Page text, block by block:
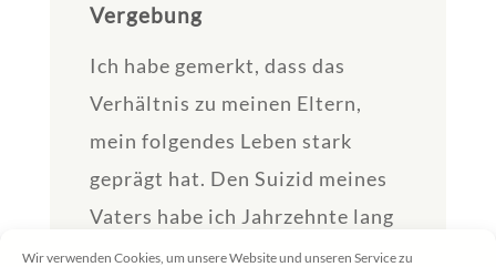
Wir verwenden Cookies, um unsere Website und unseren Service zu
Vergebung
Ich habe gemerkt, dass das
Verhältnis zu meinen Eltern,
mein folgendes Leben stark
geprägt hat. Den Suizid meines
Vaters habe ich Jahrzehnte lang
ausgeblendet. Meinen Eltern zu